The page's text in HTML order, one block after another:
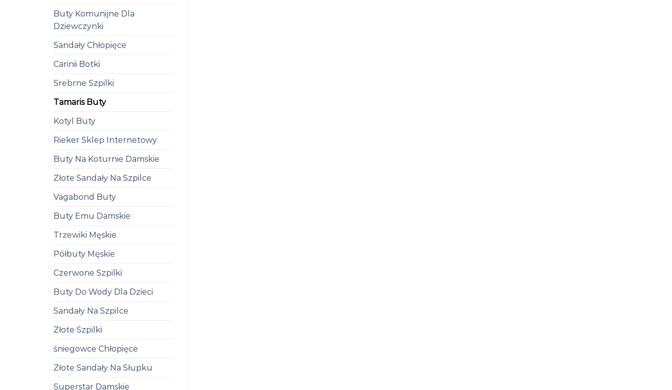
Buty Komunijne Dla
Dziewczynki
Sandały Chłopięce
Carinii Botki
Srebrne Szpilki
Tamaris Buty
Kotyl Buty
Rieker Sklep Internetowy
Buty Na Koturnie Damskie
Złote Sandały Na Szpilce
Vagabond Buty
Buty Emu Damskie
Trzewiki Męskie
Półbuty Męskie
Czerwone Szpilki
Buty Do Wody Dla Dzieci
Sandały Na Szpilce
Złote Szpilki
śniegowce Chłopięce
Złote Sandały Na Słupku
Superstar Damskie